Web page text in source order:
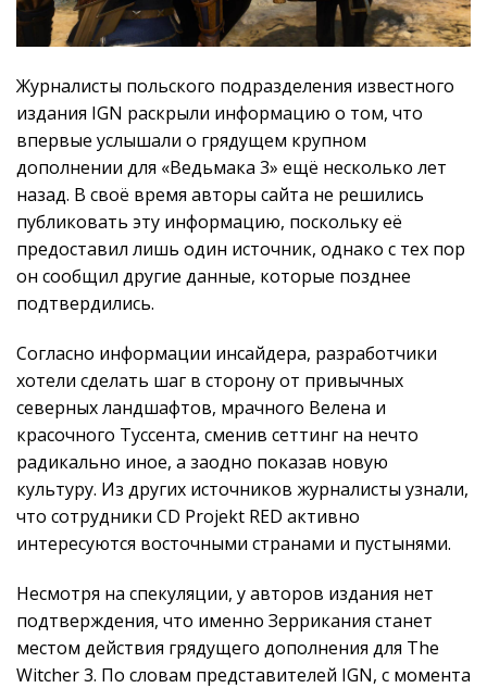
Журналисты польского подразделения известного
издания IGN раскрыли информацию о том, что
впервые услышали о грядущем крупном
дополнении для «Ведьмака 3» ещё несколько лет
назад. В своё время авторы сайта не решились
публиковать эту информацию, поскольку её
предоставил лишь один источник, однако с тех пор
он сообщил другие данные, которые позднее
подтвердились.
Согласно информации инсайдера, разработчики
хотели сделать шаг в сторону от привычных
северных ландшафтов, мрачного Велена и
красочного Туссента, сменив сеттинг на нечто
радикально иное, а заодно показав новую
культуру. Из других источников журналисты узнали,
что сотрудники CD Projekt RED активно
интересуются восточными странами и пустынями.
Несмотря на спекуляции, у авторов издания нет
подтверждения, что именно Зеррикания станет
местом действия грядущего дополнения для The
Witcher 3. По словам представителей IGN, с момента